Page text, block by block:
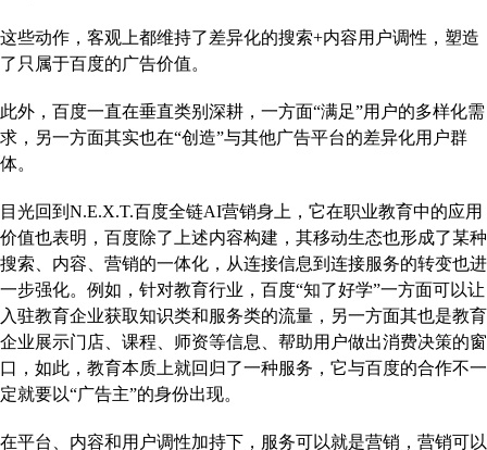
这些动作，客观上都维持了差异化的搜索+内容用户调性，塑造
了只属于百度的广告价值。
此外，百度一直在垂直类别深耕，一方面“满足”用户的多样化需
求，另一方面其实也在“创造”与其他广告平台的差异化用户群
体。
目光回到N.E.X.T.百度全链AI营销身上，它在职业教育中的应用
价值也表明，百度除了上述内容构建，其移动生态也形成了某种
搜索、内容、营销的一体化，从连接信息到连接服务的转变也进
一步强化。例如，针对教育行业，百度“知了好学”一方面可以让
入驻教育企业获取知识类和服务类的流量，另一方面其也是教育
企业展示门店、课程、师资等信息、帮助用户做出消费决策的窗
口，如此，教育本质上就回归了一种服务，它与百度的合作不一
定就要以“广告主”的身份出现。
在平台、内容和用户调性加持下，服务可以就是营销，营销可以